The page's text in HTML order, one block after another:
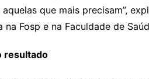
que mais precisam”,
na Fosp e na Faculdade de
resultado